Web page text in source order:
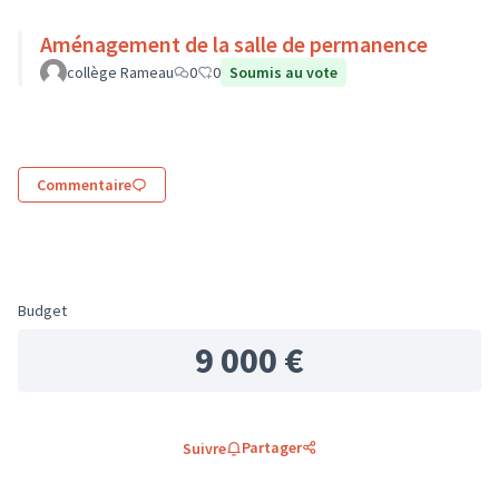
Aménagement de la salle de permanence
collège Rameau 0 0 Soumis au vote
Commentaire
Budget
9 000 €
Suivre Partager